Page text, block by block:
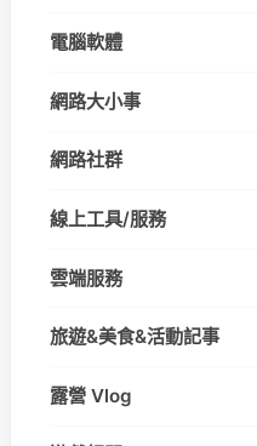
電腦軟體
網路大小事
網路社群
線上工具/服務
雲端服務
旅遊&美食&活動記事
露營 Vlog